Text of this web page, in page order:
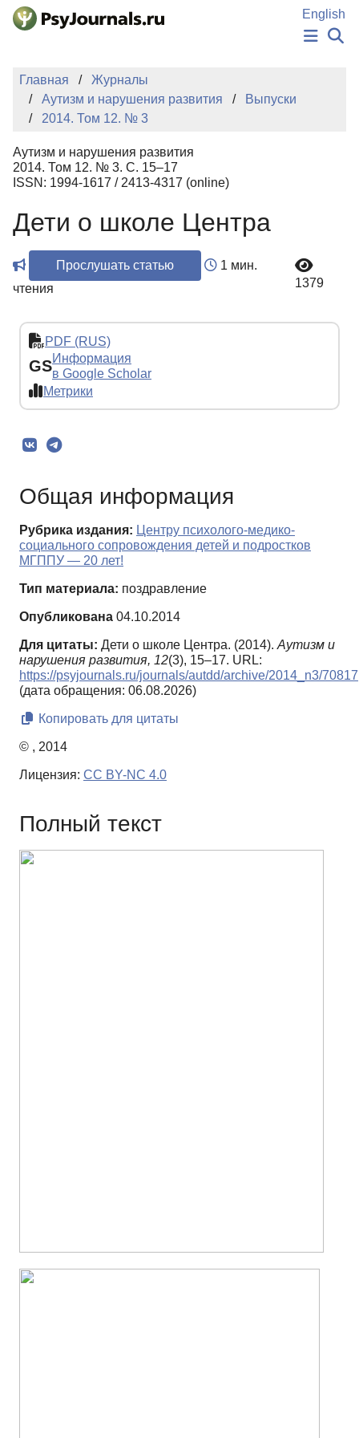
Перейти к основному содержанию
English
НОВОСТИ
АВТОРЫ
КЛЮЧЕВЫЕ СЛОВА
Регистрация
Главная
Журналы
Аутизм и нарушения развития
Выпуски
2014. Том 12. № 3
Аутизм и нарушения развития
2014. Том 12. № 3. С. 15–17
ISSN: 1994-1617 / 2413-4317 (online)
Дети о школе Центра
Прослушать статью
1 мин.
чтения
1379
PDF (RUS)
GSИнформация
в Google Scholar
Метрики
Общая информация
Рубрика издания: Центру психолого-медико-
социального сопровождения детей и подростков
МГППУ — 20 лет!
Тип материала: поздравление
Опубликована 04.10.2014
Для цитаты: Дети о школе Центра. (2014). Аутизм и
нарушения развития, 12(3), 15–17. URL:
https://psyjournals.ru/journals/autdd/archive/2014_n3/70817
(дата обращения: 06.08.2026)
Копировать для цитаты
© , 2014
Лицензия: CC BY-NC 4.0
Полный текст